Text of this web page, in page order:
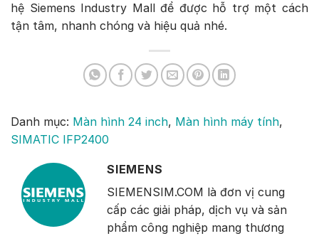
hệ Siemens Industry Mall để được hỗ trợ một cách
tận tâm, nhanh chóng và hiệu quả nhé.
Danh mục: Màn hình 24 inch, Màn hình máy tính,
SIMATIC IFP2400
SIEMENS
SIEMENSIM.COM là đơn vị cung
cấp các giải pháp, dịch vụ và sản
phẩm công nghiệp mang thương